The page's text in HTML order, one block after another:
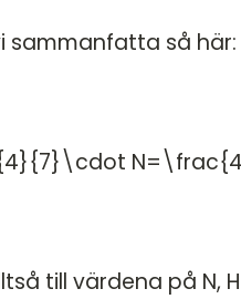
sammanfatta så här:
till värdena på N,